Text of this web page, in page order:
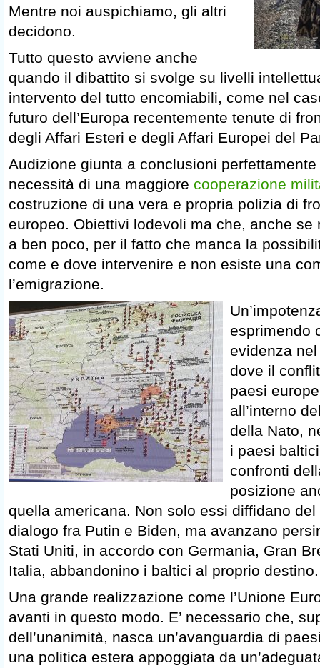
Mentre noi auspichiamo, gli altri
decidono.
Tutto questo avviene anche
quando il dibattito si svolge su livelli
intervento del tutto encomiabili, come nel
futuro dell’Europa recentemente tenute di
degli Affari Esteri e degli Affari Europei del
Audizione giunta a conclusioni
necessità di una maggiore cooperazione
costruzione di una vera e propria polizia di
europeo. Obiettivi lodevoli ma che, anche se
a ben poco, per il fatto che manca la
come e dove intervenire e non esiste una
l’emigrazione.
esprimendo
evidenza
dove il
paesi
all’interno
della Nato,
i paesi
confronti
posizione
quella americana. Non solo essi diffidano
dialogo fra Putin e Biden, ma avanzano
Stati Uniti, in accordo con Germania, Gran
Italia, abbandonino i baltici al proprio destino.
Una grande realizzazione come l’Unione
avanti in questo modo. E’ necessario che,
dell’unanimità, nasca un’avanguardia di
una politica estera appoggiata da